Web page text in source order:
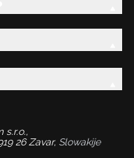
s.r.o.,
26 Zavar, Slowakije